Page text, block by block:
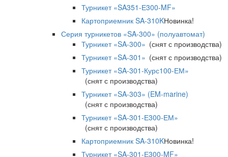
Турникет «SA351-Е300-MF»
Картоприемник SA-310KНовинка!
Серия турникетов «SA-300» (полуавтомат)
Турникет «SA-300» (снят с производства)
Турникет «SA-301» (снят с производства)
Турникет «SA-301-Курс100-ЕМ»
(снят с производства)
Турникет «SA-303» (EM-marine)
(снят с производства)
Турникет «SA-301-Е300-ЕМ»
(снят с производства)
Картоприемник SA-310KНовинка!
Турникет «SA-301-Е300-MF»